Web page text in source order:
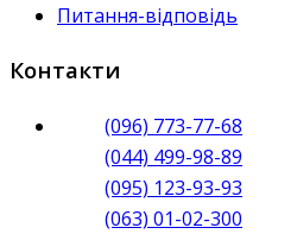
Питання-відповідь
Контакти
(096) 773-77-68
(044) 499-98-89
(095) 123-93-93
(063) 01-02-300